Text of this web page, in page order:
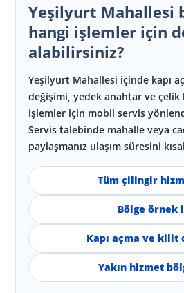
Yeşilyurt Mahallesi
hangi işlemler için
alabilirsiniz?
Yeşilyurt Mahallesi içinde kapı
değişimi, yedek anahtar ve çelik
işlemler için mobil servis
Servis talebinde mahalle veya
paylaşmanız ulaşım süresini
Tüm çilingir
Bölge örnek
Kapı açma ve kilit
Yakın hizmet